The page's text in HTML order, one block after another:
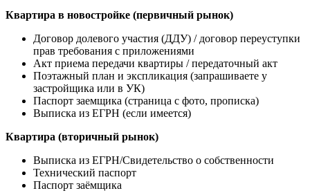
Квартира в новостройке (первичный рынок)
Договор долевого участия (ДДУ) / договор переуступки
прав требования с приложениями
Акт приема передачи квартиры / передаточный акт
Поэтажный план и экспликация (запрашиваете у
застройщика или в УК)
Паспорт заемщика (страница с фото, прописка)
Выписка из ЕГРН (если имеется)
Квартира (вторичный рынок)
Выписка из ЕГРН/Свидетельство о собственности
Технический паспорт
Паспорт заёмщика